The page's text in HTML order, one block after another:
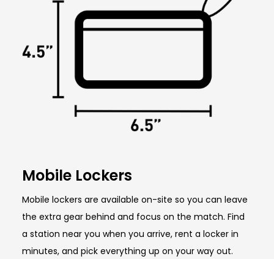
Mobile Lockers
Mobile lockers are available on-site so you can leave
the extra gear behind and focus on the match. Find
a station near you when you arrive, rent a locker in
minutes, and pick everything up on your way out.